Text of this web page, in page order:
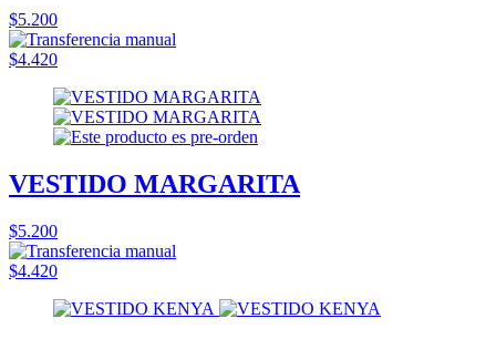
$5.200
$4.420
VESTIDO MARGARITA
$5.200
$4.420